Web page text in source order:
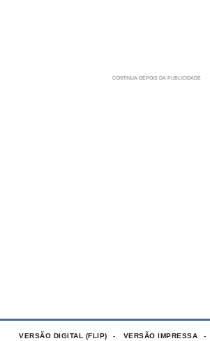
VERSÃO DIGITAL (FLIP) VERSÃO IMPRESSA